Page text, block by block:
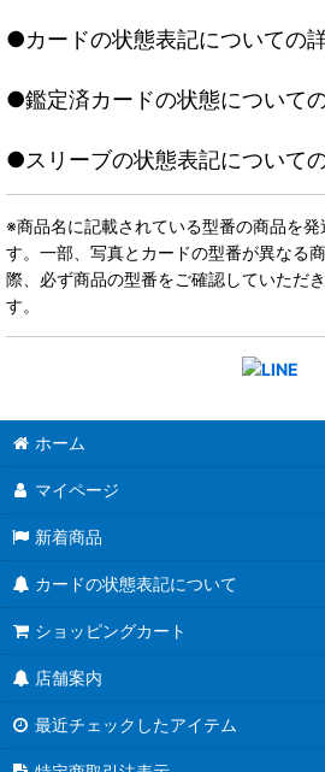
●カードの状態表記についての
●鑑定済カードの状態について
●スリーブの状態表記について
※商品名に記載されている型番の商品を
す。一部、写真とカードの型番が異なる
際、必ず商品の型番をご確認していただ
す。
ホーム
マイページ
新着商品
カードの状態表記について
ショッピングカート
店舗案内
最近チェックしたアイテム